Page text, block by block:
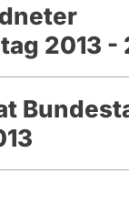
2013 -